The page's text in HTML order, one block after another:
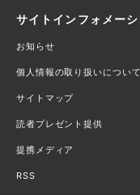
サイトインフォメー
お知らせ
個人情報の取り扱いについて
サイトマップ
読者プレゼント提供
提携メディア
RSS